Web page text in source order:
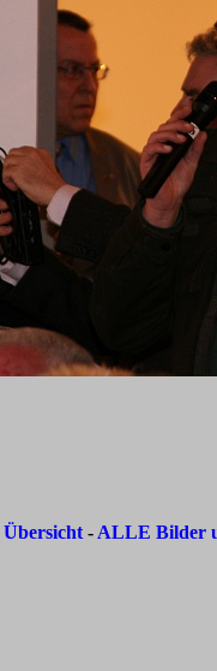
Übersicht - ALLE Bilder